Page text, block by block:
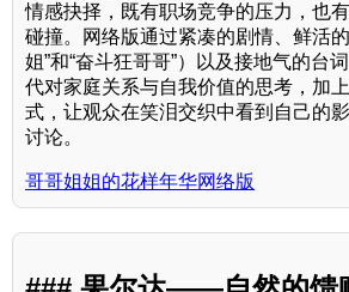
情感抉择，既有职场竞争的压力，也
碰撞。网络版通过紧凑的剧情、鲜活
姐”和“奋斗狂哥哥”）以及接地气的台
代对家庭关系与自我价值的思考，加
式，让观众在笑泪交织中看到自己的
讨论。
哥哥姐姐的花样年华网络版